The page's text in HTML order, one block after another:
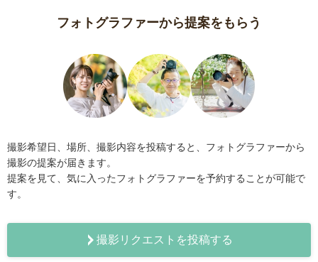
フォトグラファーから提案をもらう
撮影希望日、場所、撮影内容を投稿すると、フォトグラファーから
撮影の提案が届きます。
提案を見て、気に入ったフォトグラファーを予約することが可能で
す。
撮影リクエストを投稿する